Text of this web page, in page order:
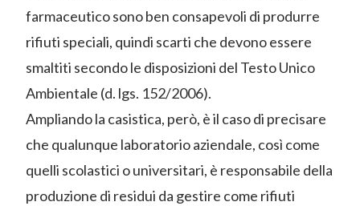
farmaceutico sono ben consapevoli di produrre
rifiuti speciali, quindi scarti che devono essere
smaltiti secondo le disposizioni del Testo Unico
Ambientale (d. lgs. 152/2006).
Ampliando la casistica, però, è il caso di precisare
che qualunque laboratorio aziendale, così come
quelli scolastici o universitari, è responsabile della
produzione di residui da gestire come rifiuti